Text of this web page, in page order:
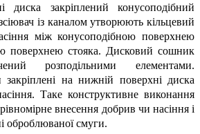
закріплений конусоподібний
із каналом утворюють кільцевий
між конусоподібною поверхнею
поверхнею стояка. Дисковий сошник
розподільними елементами.
закріплені на нижній поверхні диска
Таке конструктивне виконання
внесення добрив чи насіння і
оброблюваної смуги.